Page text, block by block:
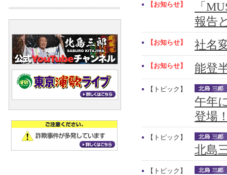
【お知らせ】
「
報告
【お知らせ】 社名
【お知らせ】 能登
【トピック】
午年
登場
【トピック】
北島
【トピック】